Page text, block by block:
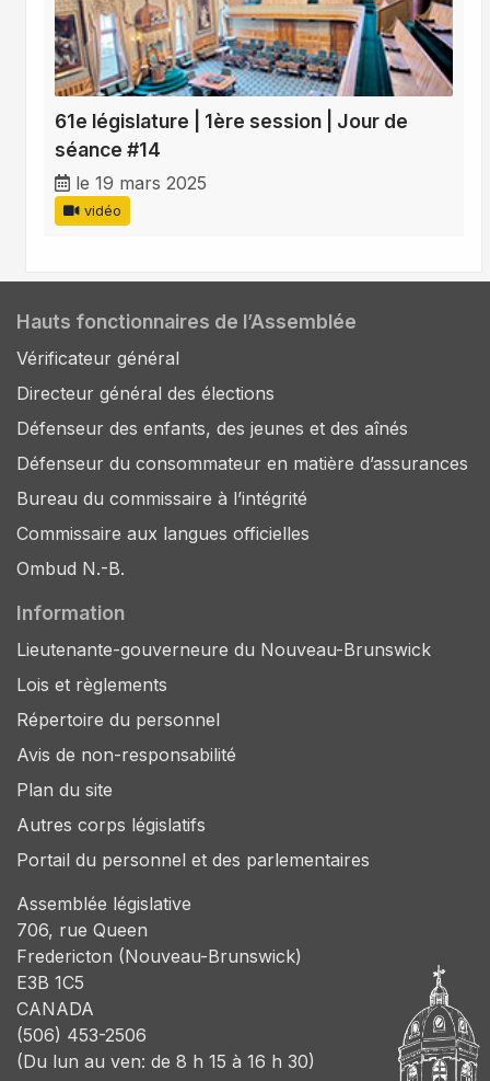
61e législature | 1ère session | Jour de
séance #14
le 19 mars 2025
vidéo
Hauts fonctionnaires de l’Assemblée
Vérificateur général
Directeur général des élections
Défenseur des enfants, des jeunes et des aînés
Défenseur du consommateur en matière d’assurances
Bureau du commissaire à l’intégrité
Commissaire aux langues officielles
Ombud N.-B.
Information
Lieutenante-gouverneure du Nouveau-Brunswick
Lois et règlements
Répertoire du personnel
Avis de non-responsabilité
Plan du site
Autres corps législatifs
Portail du personnel et des parlementaires
Assemblée législative
706, rue Queen
Fredericton (Nouveau-Brunswick)
E3B 1C5
CANADA
(506) 453-2506
(Du lun au ven: de 8 h 15 à 16 h 30)